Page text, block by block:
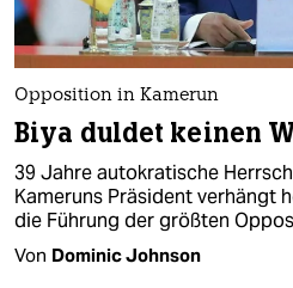
Opposition in Kamerun
Biya duldet keinen
39 Jahre autokratische
Kameruns Präsident verhängt
die Führung der größten
Von Dominic Johnson